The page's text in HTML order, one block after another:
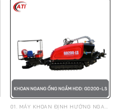
01. MÁY KHOAN ĐỊNH HƯỚNG NGANG, KÉO ỐNG NGẦM HDD - GOODENG